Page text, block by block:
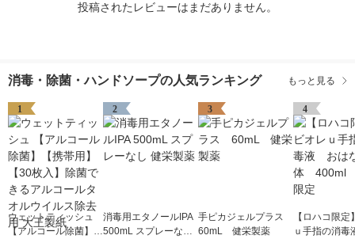
投稿されたレビューはまだありません。
消毒・除菌・ハンドソープの人気ランキング もっと見る
1
ウェットティッシュ
【アルコール除菌】
2
消毒用エタノールIPA
500mL スプレーなし
3
手ピカジェルプラス
60mL 健栄製薬
4
【ロハコ限定
ｕ手指の消